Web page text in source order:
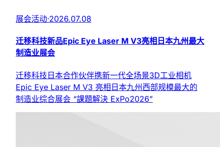
展会活动·2026.07.08
迁移科技新品Epic Eye Laser M V3亮相日本九州最大
制造业展会
迁移科技日本合作伙伴携新一代全场景3D工业相机
Epic Eye Laser M V3 亮相日本九州西部规模最大的
制造业综合展会 “課題解決 ExPo2026”